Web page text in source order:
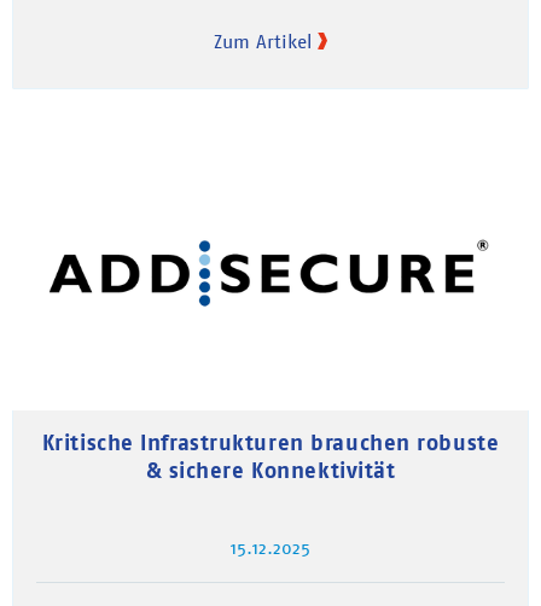
Zum Artikel
Kritische Infrastrukturen brauchen robuste
& sichere Konnektivität
15.12.2025